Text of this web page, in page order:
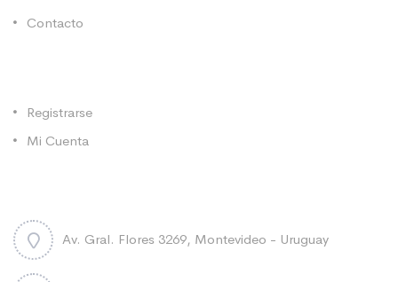
Contacto
Registrarse
Mi Cuenta
Av. Gral. Flores 3269, Montevideo - Uruguay